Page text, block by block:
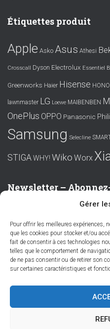
Gérer
Pour offrir les meilleures
que les cookies pour stocker et/ou
fait de consentir à ces technologies
telles que le comportement de
de ne pas consentir ou de retirer son
sur certaines caractéristiques et
Étiquettes produit
Apple Asko Asus Athesi
Crosscall Dyson Electrolux Essentiel B
Greenworks Haier Hisense
lawnmaster LG Loewe MAIBENBEN
OnePlus OPPO Panasonic
Samsung Selecline
STIGAWHY! Wiko Worx
Newsletter –
Prénom ou nom complet
Email